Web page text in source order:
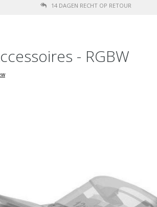
14 DAGEN RECHT OP RETOUR
- RGBW